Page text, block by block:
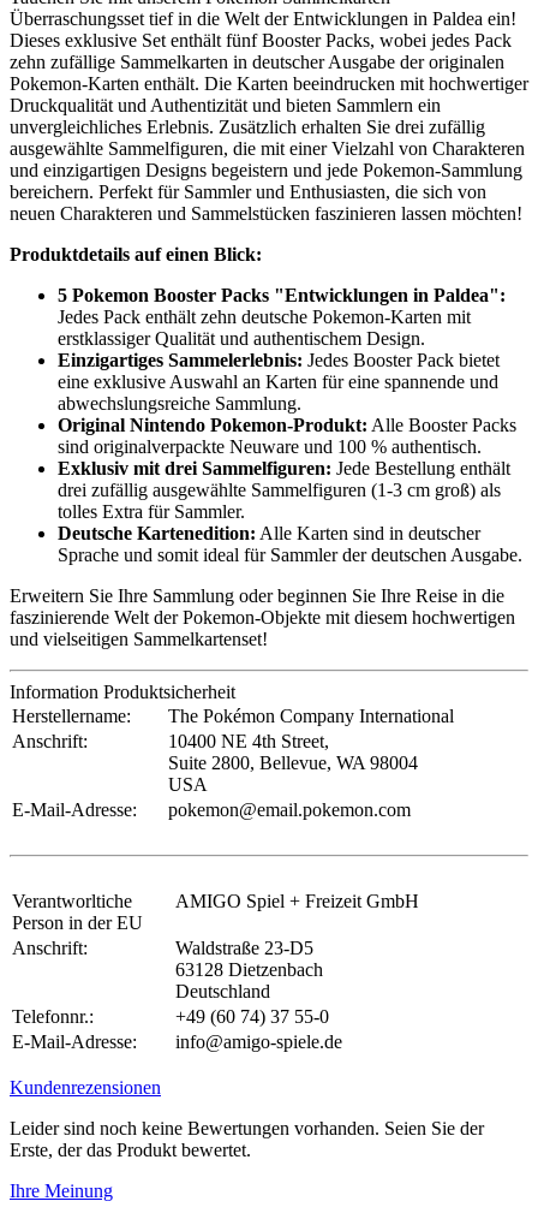
Überraschungsset tief in die Welt der Entwicklungen in Paldea ein!
Dieses exklusive Set enthält fünf Booster Packs, wobei jedes Pack
zehn zufällige Sammelkarten in deutscher Ausgabe der originalen
Pokemon-Karten enthält. Die Karten beeindrucken mit hochwertiger
Druckqualität und Authentizität und bieten Sammlern ein
unvergleichliches Erlebnis. Zusätzlich erhalten Sie drei zufällig
ausgewählte Sammelfiguren, die mit einer Vielzahl von Charakteren
und einzigartigen Designs begeistern und jede Pokemon-Sammlung
bereichern. Perfekt für Sammler und Enthusiasten, die sich von
neuen Charakteren und Sammelstücken faszinieren lassen möchten!
Produktdetails auf einen Blick:
5 Pokemon Booster Packs "Entwicklungen in Paldea":
Jedes Pack enthält zehn deutsche Pokemon-Karten mit
erstklassiger Qualität und authentischem Design.
Einzigartiges Sammelerlebnis: Jedes Booster Pack bietet
eine exklusive Auswahl an Karten für eine spannende und
abwechslungsreiche Sammlung.
Original Nintendo Pokemon-Produkt: Alle Booster Packs
sind originalverpackte Neuware und 100 % authentisch.
Exklusiv mit drei Sammelfiguren: Jede Bestellung enthält
drei zufällig ausgewählte Sammelfiguren (1-3 cm groß) als
tolles Extra für Sammler.
Deutsche Kartenedition: Alle Karten sind in deutscher
Sprache und somit ideal für Sammler der deutschen Ausgabe.
Erweitern Sie Ihre Sammlung oder beginnen Sie Ihre Reise in die
faszinierende Welt der Pokemon-Objekte mit diesem hochwertigen
und vielseitigen Sammelkartenset!
Information Produktsicherheit
Herstellername:
The Pokémon Company International
Anschrift:
10400 NE 4th Street,
Suite 2800, Bellevue, WA 98004
USA
E-Mail-Adresse:
pokemon@email.pokemon.com
Verantworltiche
Person in der EU
AMIGO Spiel + Freizeit GmbH
Anschrift:
Waldstraße 23-D5
63128 Dietzenbach
Deutschland
Telefonnr.:
+49 (60 74) 37 55-0
E-Mail-Adresse:
info@amigo-spiele.de
Kundenrezensionen
Leider sind noch keine Bewertungen vorhanden. Seien Sie der
Erste, der das Produkt bewertet.
Ihre Meinung